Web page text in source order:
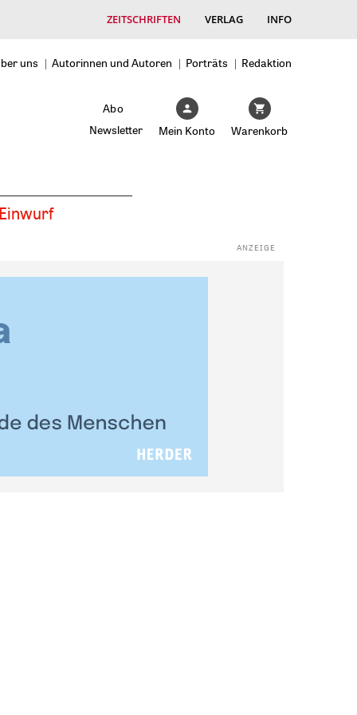
ZEITSCHRIFTEN VERLAG INFO
uns Autorinnen und Autoren Porträts Redaktion
Abo
Newsletter
Mein Konto Warenkorb